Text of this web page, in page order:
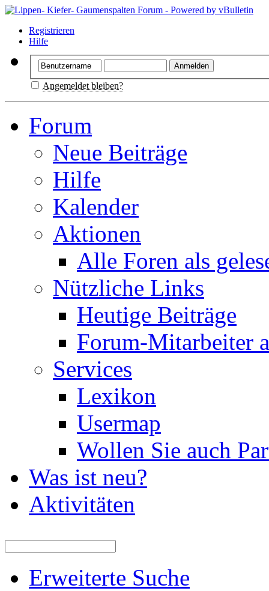
Registrieren
Hilfe
Angemeldet bleiben?
Forum
Neue Beiträge
Hilfe
Kalender
Aktionen
Alle Foren als
Nützliche Links
Heutige Beiträge
Forum-Mitarbeiter
Services
Lexikon
Usermap
Wollen Sie auch
Was ist neu?
Aktivitäten
Erweiterte Suche